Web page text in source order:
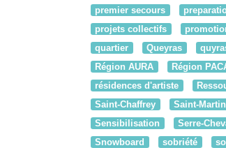
premier secours
projets collectifs
quartier
Queyras
Région AURA
Région
résidences d'artiste
Saint-Chaffrey
Saint-
Sensibilisation
Serre-
Snowboard
sobriété